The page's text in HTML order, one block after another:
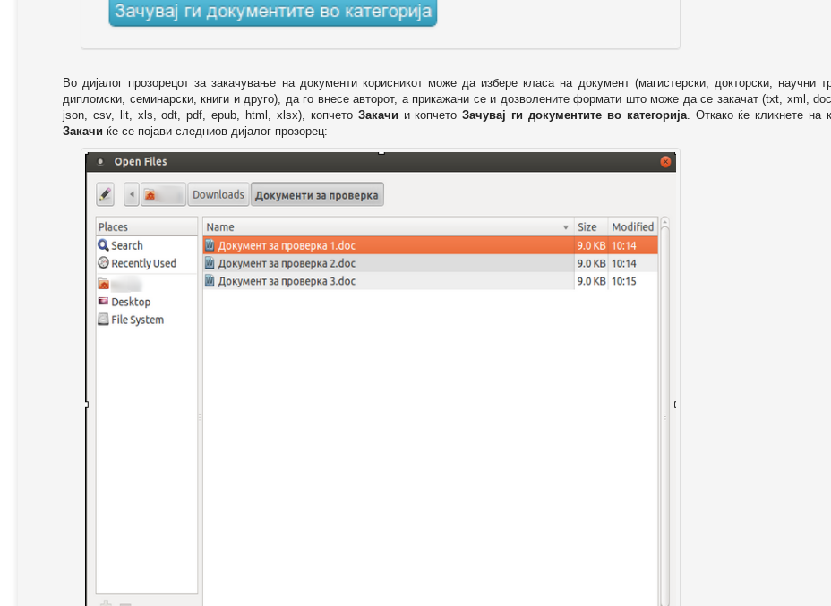
Во дијалог прозорецот за закачување на документи корисникот може да избере класа на документ (магистерски, докторски, научни
дипломски, семинарски, книги и друго), да го внесе авторот, а прикажани се и дозволените формати што може да се закачат (txt, xml,
json, csv, lit, xls, odt, pdf, epub, html, xlsx), копчето Закачи и копчетоЗачувај ги документите во категорија. Откако ќе кликнете на
Закачи ќе се појави следниов дијалог прозорец: